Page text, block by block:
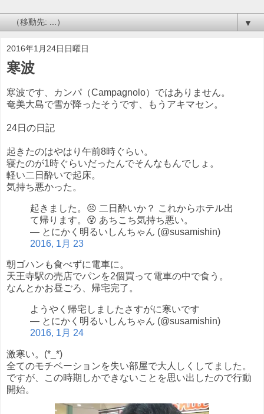
▼
2016年1月24日日曜日
寒波
寒波です、カンパ（Campagnolo）ではありません。
奄美大島で雪が降ったそうです、もうアキマセン。
24日の日記
起きたのはやはり午前8時ぐらい。
寝たのが1時ぐらいだったんでそんなもんでしょ。
軽い二日酔いで起床。
気持ち悪かった。
起きました。😣 二日酔いか？ これからホテル出
て帰ります。😵 あちこち気持ち悪い。
— とにかく明るいしんちゃん (@susamishin)
2016, 1月 23
朝ゴハンも食べずに電車に。
天王寺駅の売店でパンを2個買って電車の中で食う。
なんとかお昼ごろ、帰宅完了。
ようやく帰宅しましたさすがに寒いです
— とにかく明るいしんちゃん (@susamishin)
2016, 1月 24
激寒い。(*_*)
全てのモチベーションを失い部屋で大人しくしてました。
ですが、この時期しかできないことを思い出したので行動
開始。